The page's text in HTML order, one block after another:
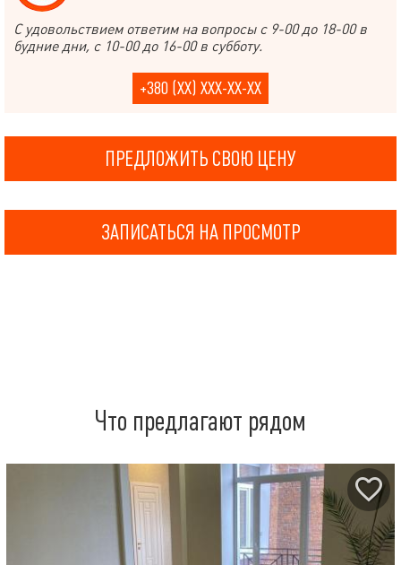
С удовольствием ответим на вопросы с 9-00 до 18-00 в
будние дни, с 10-00 до 16-00 в субботу.
+380 (XX) XXX-XX-XX
ПРЕДЛОЖИТЬ СВОЮ ЦЕНУ
ЗАПИСАТЬСЯ НА ПРОСМОТР
Что предлагают рядом